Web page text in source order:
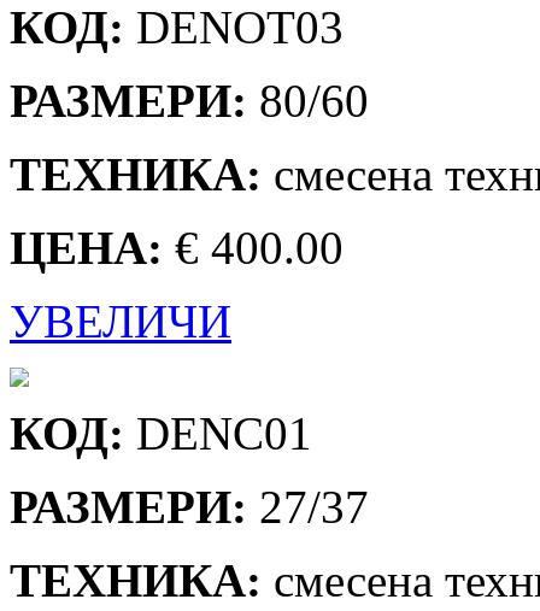
КОД: DENOT03
РАЗМЕРИ: 80/60
ТЕХНИКА: смесена
ЦЕНА: € 400.00
УВЕЛИЧИ
КОД: DENC01
РАЗМЕРИ: 27/37
ТЕХНИКА: смесена